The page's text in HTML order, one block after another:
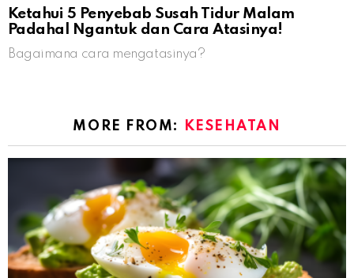
Ketahui 5 Penyebab Susah Tidur Malam
Padahal Ngantuk dan Cara Atasinya!
Bagaimana cara mengatasinya?
MORE FROM: KESEHATAN